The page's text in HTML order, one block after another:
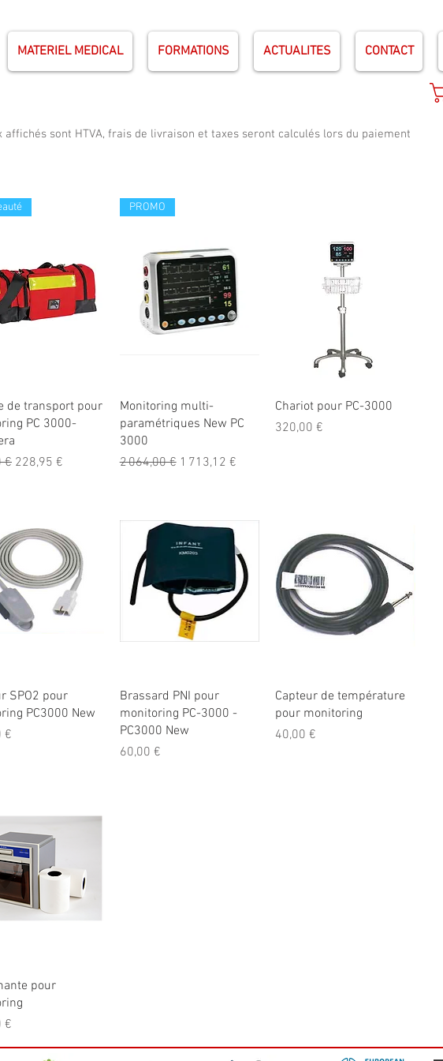
MATERIEL MEDICAL FORMATIONS ACTUALITES CONTACT
affichés sont HTVA, frais de livraison et taxes seront calculés lors du paiement
Aperçu rapide
de transport pour
PC 3000-
€ Prix promotionnel
228,95 €
Aperçu rapide
PROMO
Monitoring multi-
paramétriques New PC
3000
Prix original
2 064,00 € Prix promotionnel
1 713,12 €
Aperçu rapide
Chariot pour PC-3000
Prix
320,00 €
Aperçu rapide
SPO2 pour
PC3000 New
€
Aperçu rapide
Brassard PNI pour
monitoring PC-3000 -
PC3000 New
Prix
60,00 €
Aperçu rapide
Capteur de température
pour monitoring
Prix
40,00 €
Aperçu rapide
pour
€